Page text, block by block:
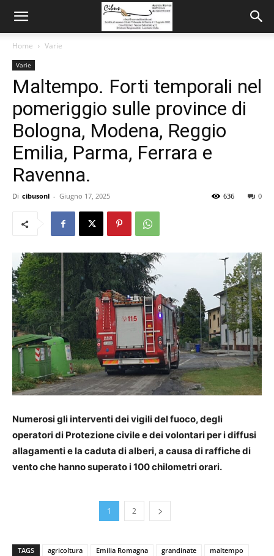
Home Varie
Varie
Maltempo. Forti temporali nel
pomeriggio sulle province di
Bologna, Modena, Reggio
Emilia, Parma, Ferrara e
Ravenna.
Di cibusonl - Giugno 17, 2025 0
636
Numerosi gli interventi dei vigili del fuoco, degli
operatori di Protezione civile e dei volontari per i diffusi
allagamenti e la caduta di alberi, a causa di raffiche di
vento che hanno superato i 100 chilometri orari.
1 2
TAGS agricoltura Emilia Romagna grandinate maltempo